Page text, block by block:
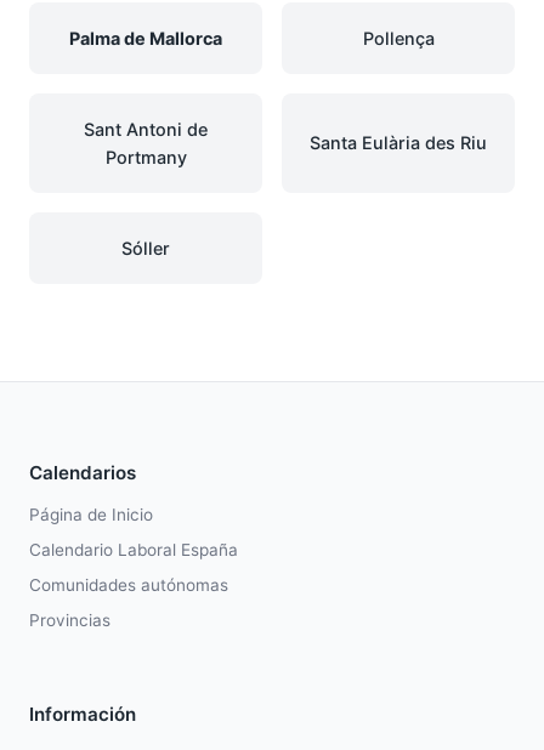
Palma de Mallorca Pollença
Sant Antoni de
Portmany
Santa Eulària des Riu
Sóller
Calendarios
Página de Inicio
Calendario Laboral España
Comunidades autónomas
Provincias
Información